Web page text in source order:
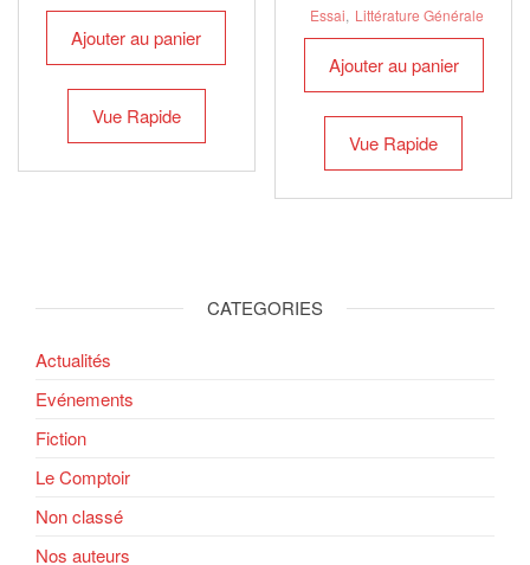
Ajouter au panier
Vue Rapide
Essai, Littérature Générale
Ajouter au panier
Vue Rapide
CATEGORIES
Actualités
Evénements
Fiction
Le Comptoir
Non classé
Nos auteurs